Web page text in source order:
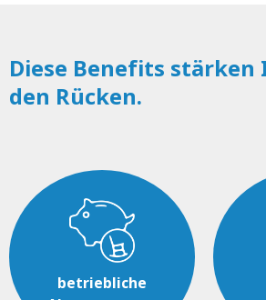
Diese Benefits stärken
den Rücken.
betriebliche